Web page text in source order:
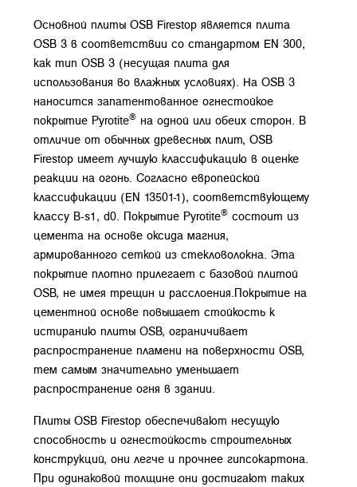
Основной плиты OSB Firestop является плита
OSB 3 в соответствии со стандартом EN 300,
как тип OSB 3 (несущая плита для
использования во влажных условиях). На OSB 3
наносится запатентованное огнестойкое
покрытие Pyrotite® на одной или обеих сторон. В
отличие от обычных древесных плит, OSB
Firestop имеет лучшую классификацию в оценке
реакции на огонь. Согласно европейской
классификации (EN 13501-1), соответствующему
классу B-s1, d0. Покрытие Pyrotite® состоит из
цемента на основе оксида магния,
армированного сеткой из стекловолокна. Эта
покрытие плотно прилегает с базовой плитой
OSB, не имея трещин и расслоения.Покрытие на
цементной основе повышает стойкость к
истиранию плиты OSB, ограничивает
распространение пламени на поверхности OSB,
тем самым значительно уменьшает
распространение огня в здании.
Плиты OSB Firestop обеспечивают несущую
способность и огнестойкость строительных
конструкций, они легче и прочнее гипсокартона.
При одинаковой толщине они достигают таких